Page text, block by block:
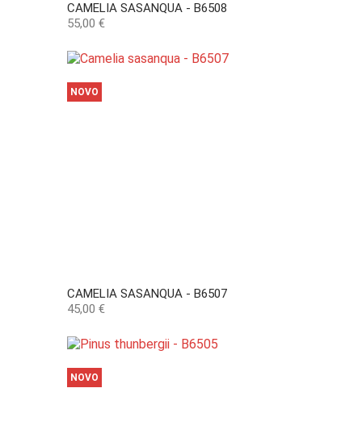
CAMELIA SASANQUA - B6508
Preço
55,00 €
CAMELIA SASANQUA - B6507
Preço
45,00 €
NOVO
NOVO